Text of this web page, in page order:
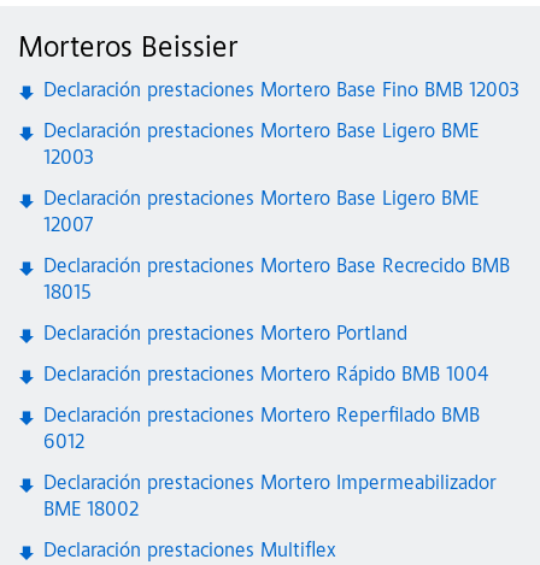
Morteros Beissier
Declaración prestaciones Mortero Base Fino BMB 12003
Declaración prestaciones Mortero Base Ligero BME
12003
Declaración prestaciones Mortero Base Ligero BME
12007
Declaración prestaciones Mortero Base Recrecido BMB
18015
Declaración prestaciones Mortero Portland
Declaración prestaciones Mortero Rápido BMB 1004
Declaración prestaciones Mortero Reperfilado BMB
6012
Declaración prestaciones Mortero Impermeabilizador
BME 18002
Declaración prestaciones Multiflex